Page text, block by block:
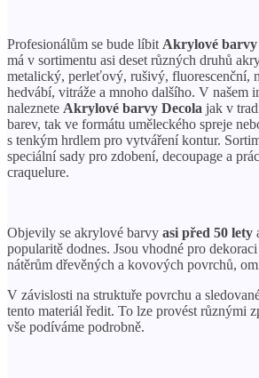
Profesionálům se bude líbit Akrylové barvy
má v sortimentu asi deset různých druhů
metalický, perleťový, rušivý, fluorescenční,
hedvábí, vitráže a mnoho dalšího. V našem
naleznete Akrylové barvy Decola jak v
barev, tak ve formátu uměleckého spreje
s tenkým hrdlem pro vytváření kontur.
speciální sady pro zdobení, decoupage a
craquelure.
Objevily se akrylové barvy asi před 50 lety
popularitě dodnes. Jsou vhodné pro
nátěrům dřevěných a kovových povrchů,
V závislosti na struktuře povrchu a
tento materiál ředit. To lze provést různými
vše podíváme podrobně.